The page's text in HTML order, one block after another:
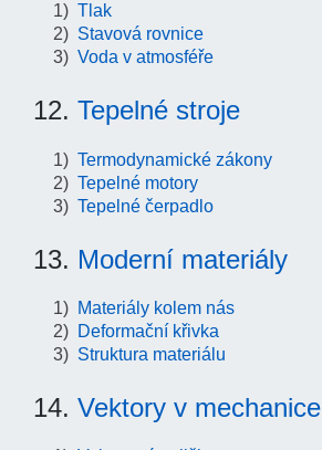
Tlak
Stavová rovnice
Voda v atmosféře
12. Tepelné stroje
Termodynamické zákony
Tepelné motory
Tepelné čerpadlo
13. Moderní materiály
Materiály kolem nás
Deformační křivka
Struktura materiálu
14. Vektory v mechanice